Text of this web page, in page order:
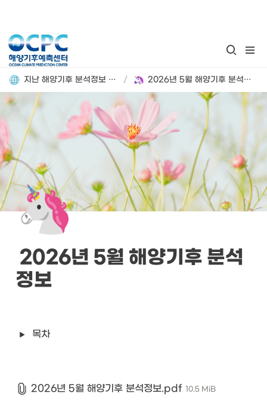
지난 해양기후 분석정보 돌아보기 / 2026년 5월 해양기후 분석정보
🦄
정보
목차
2026년 5월 해양기후 분석정보.pdf 10.5 MiB